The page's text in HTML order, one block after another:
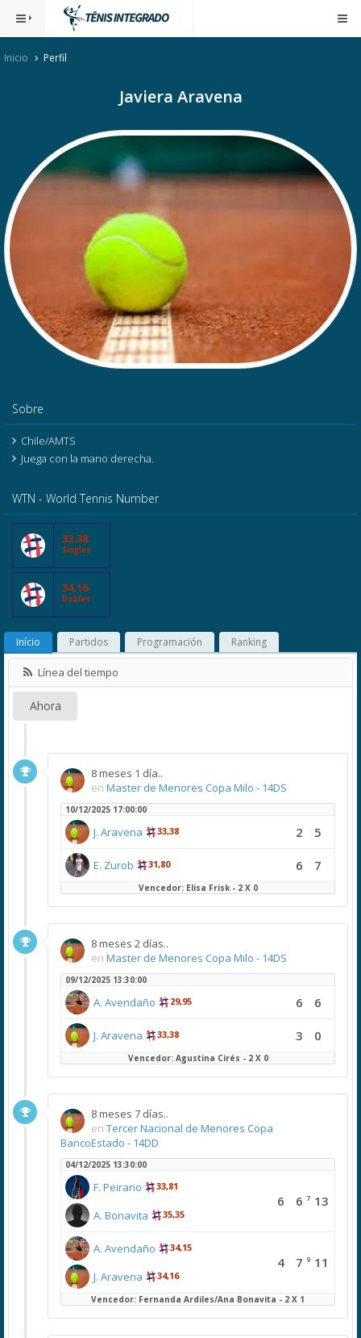
Inicio Perfil
Javiera Aravena
Sobre
Chile/AMTS
Juega con la mano derecha.
WTN - World Tennis Number
33,38
Singles
34,16
Dobles
Início Partidos Programación Ranking
Línea del tiempo
Ahora
8 meses 1 día..
en Master de Menores Copa Milo - 14DS
10/12/2025 17:00:00
J. Aravena 33,38 2 5
E. Zurob 31,80 6 7
Vencedor: Elisa Frisk - 2 X 0
8 meses 2 días..
en Master de Menores Copa Milo - 14DS
09/12/2025 13:30:00
A. Avendaño 29,95 6 6
J. Aravena 33,38 3 0
Vencedor: Agustina Cirés - 2 X 0
8 meses 7 días..
en Tercer Nacional de Menores Copa
BancoEstado - 14DD
04/12/2025 13:30:00
F. Peirano 33,81
A. Bonavita 35,35
6 6 7 13
A. Avendaño 34,15
J. Aravena 34,16
4 7 9 11
Vencedor: Fernanda Ardiles/Ana Bonavita - 2 X 1